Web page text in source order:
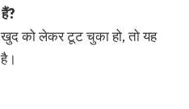
को लेकर टूट चुका हो, तो यह